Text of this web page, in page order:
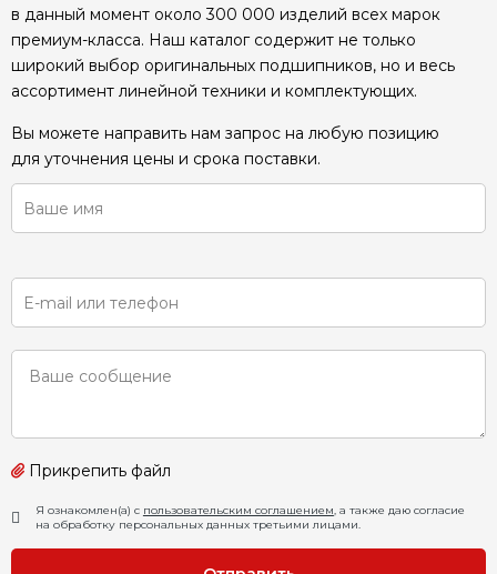
в данный момент около 300 000 изделий всех марок
премиум-класса. Наш каталог содержит не только
широкий выбор оригинальных подшипников, но и весь
ассортимент линейной техники и комплектующих.
Вы можете направить нам запрос на любую позицию
для уточнения цены и срока поставки.
Прикрепить файл
Я ознакомлен(а) с пользовательским соглашением, а также даю согласие
на обработку персональных данных третьими лицами.